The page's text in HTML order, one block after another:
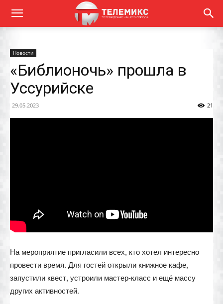
Новости
«Библионочь» прошла в
Уссурийске
29.05.2023 21
На мероприятие пригласили всех, кто хотел интересно
провести время. Для гостей открыли книжное кафе,
запустили квест, устроили мастер-класс и ещё массу
других активностей.